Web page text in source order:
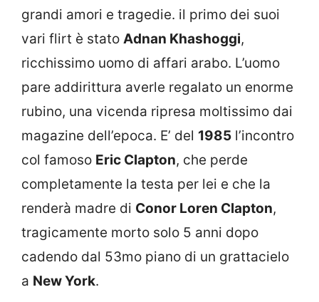
grandi amori e tragedie. il primo dei suoi
vari flirt è stato Adnan Khashoggi,
ricchissimo uomo di affari arabo. L’uomo
pare addirittura averle regalato un enorme
rubino, una vicenda ripresa moltissimo dai
magazine dell’epoca. E’ del 1985 l’incontro
col famoso Eric Clapton, che perde
completamente la testa per lei e che la
renderà madre di Conor Loren Clapton,
tragicamente morto solo 5 anni dopo
cadendo dal 53mo piano di un grattacielo
a New York.